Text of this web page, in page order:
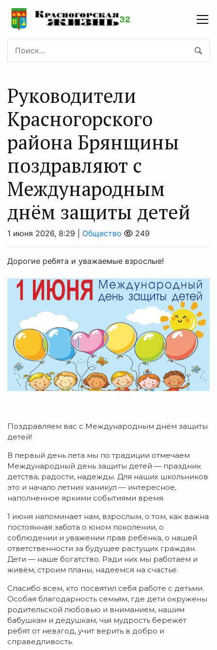
Руководители
Красногорского
района Брянщины
поздравляют с
Международным
днём защиты детей
1 июня 2026, 8:29 | Общество 249
Дорогие ребята и уважаемые взрослые!
Поздравляем вас с Международным днём защиты
детей!
В первый день лета мы по традиции отмечаем
Международный день защиты детей — праздник
детства, радости, надежды. Для наших школьников
это и начало летних каникул — интересное,
наполненное яркими событиями время.
1 июня напоминает нам, взрослым, о том, как важна
постоянная забота о юном поколении, о
соблюдении и уважении прав ребёнка, о нашей
ответственности за будущее растущих граждан.
Дети — наше богатство. Ради них мы работаем и
живём, строим планы, надеемся на счастье.
Спасибо всем, кто посвятил себя работе с детьми.
Особая благодарность семьям, где дети окружены
родительской любовью и вниманием, нашим
бабушкам и дедушкам, чья мудрость бережёт
ребят от невзгод, учит верить в добро и
справедливость.